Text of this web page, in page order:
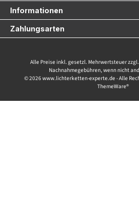
Informationen
Zahlungsarten
Alle Preise inkl. gesetzl. Mehrwertsteuer zzgl.
Nachnahmegebühren, wenn nicht
© 2026 www.lichterketten-experte.de - Alle
ThemeWare®